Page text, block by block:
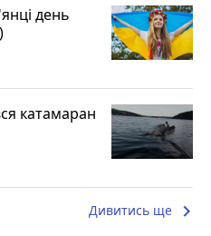
день
катамаран
Дивитись ще keyboard_arrow_right